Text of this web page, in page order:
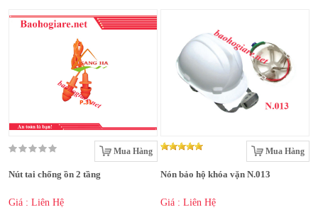
Mua Hàng
Nút tai chống ồn 2 tầng
Giá : Liên Hệ
Mua Hàng
Nón bảo hộ khóa vặn N.013
Giá : Liên Hệ